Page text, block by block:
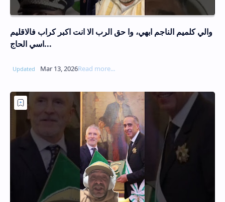
والي كلميم الناجم ابهي، وا حق الرب الا انت اكبر كراب فالاقليم
اسي الحاج...